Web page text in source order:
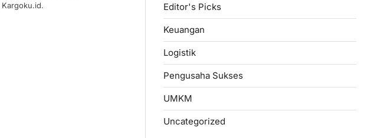
Kargoku.id. Editor's Picks
Keuangan
Logistik
Pengusaha Sukses
UMKM
Uncategorized